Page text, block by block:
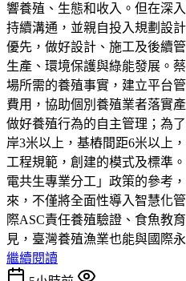
響養殖、生態和收入。但在深
持續溝通，並親自投入規劃設
優先，做好設計、施工及後續
生產、環境保護與綠能發展。
場所需的養殖事實，建立平台
費用，協助個別養殖業者落實
做好養殖行為的自主管理；為
岸3米以上，基樁間距6米以上
工程規範，創建的模式及標準
電共生專業分工」政策的參考
來，不僅將全面性導入智慧化
際ASC責任養殖驗證、食魚教
見，臺灣養殖漁業也能與國際
繼續閱讀